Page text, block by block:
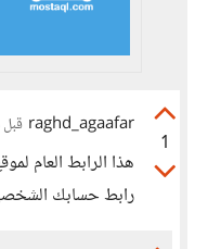
1
raghd_agaafar
هذا الرابط العام
رابط حسابك